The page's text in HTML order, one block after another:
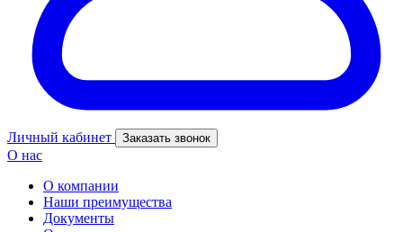
Личный кабинет Заказать звонок
О нас
О компании
Наши преимущества
Документы